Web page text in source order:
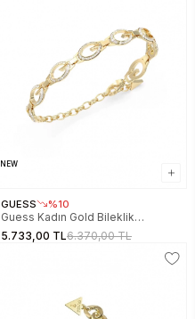
NEW
GUESS %10
Guess Kadın Gold Bileklik
JGUJUBB06341JWYGS
5.733,00 TL6.370,00 TL